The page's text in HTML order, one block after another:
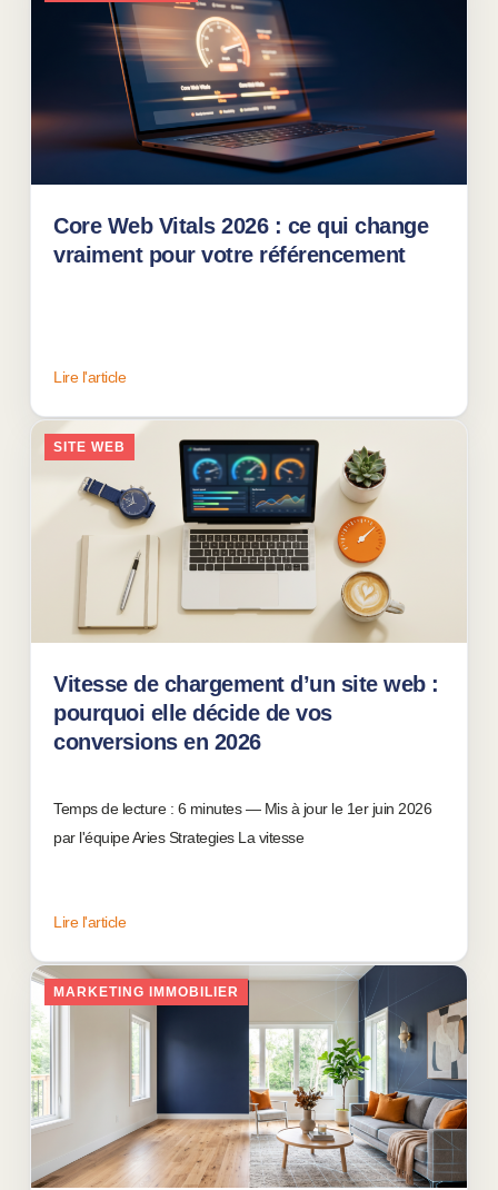
Core Web Vitals 2026 : ce qui change
vraiment pour votre référencement
Lire l'article
SITE WEB
Vitesse de chargement d’un site web :
pourquoi elle décide de vos
conversions en 2026
Temps de lecture : 6 minutes — Mis à jour le 1er juin 2026
par l'équipe Aries Strategies La vitesse
Lire l'article
MARKETING IMMOBILIER